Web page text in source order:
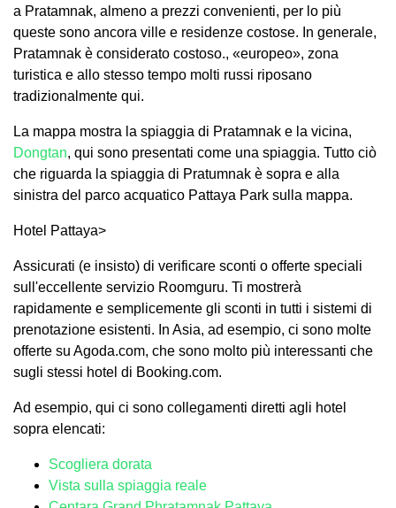
a Pratamnak, almeno a prezzi convenienti, per lo più
queste sono ancora ville e residenze costose. In generale,
Pratamnak è considerato costoso., «europeo», zona
turistica e allo stesso tempo molti russi riposano
tradizionalmente qui.
La mappa mostra la spiaggia di Pratamnak e la vicina,
Dongtan, qui sono presentati come una spiaggia. Tutto ciò
che riguarda la spiaggia di Pratumnak è sopra e alla
sinistra del parco acquatico Pattaya Park sulla mappa.
Hotel Pattaya>
Assicurati (e insisto) di verificare sconti o offerte speciali
sull'eccellente servizio Roomguru. Ti mostrerà
rapidamente e semplicemente gli sconti in tutti i sistemi di
prenotazione esistenti. In Asia, ad esempio, ci sono molte
offerte su Agoda.com, che sono molto più interessanti che
sugli stessi hotel di Booking.com.
Ad esempio, qui ci sono collegamenti diretti agli hotel
sopra elencati:
Scogliera dorata
Vista sulla spiaggia reale